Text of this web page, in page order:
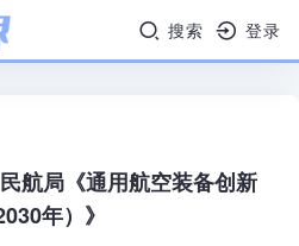
搜索 登录
航局《通用航空装备创新
年）》